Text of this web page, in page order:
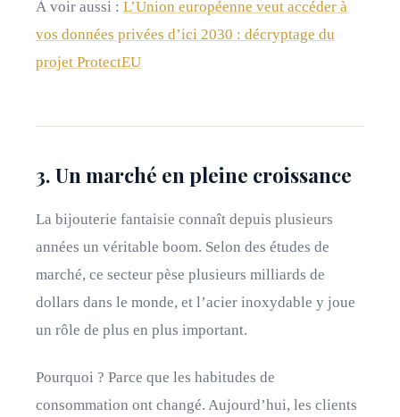
À voir aussi : L’Union européenne veut accéder à
vos données privées d’ici 2030 : décryptage du
projet ProtectEU
3. Un marché en pleine croissance
La bijouterie fantaisie connaît depuis plusieurs
années un véritable boom. Selon des études de
marché, ce secteur pèse plusieurs milliards de
dollars dans le monde, et l’acier inoxydable y joue
un rôle de plus en plus important.
Pourquoi ? Parce que les habitudes de
consommation ont changé. Aujourd’hui, les clients